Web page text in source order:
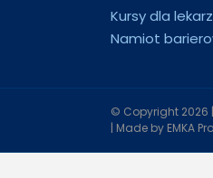
Kursy dla
Namiot
© Copyright 2026
| Made by EMKA